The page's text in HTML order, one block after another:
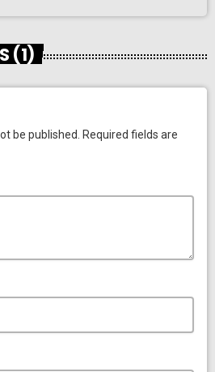
(1)
be published. Required fields are